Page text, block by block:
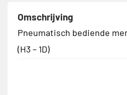
Omschrijving
Pneumatisch bediende
(H3 – 1D)